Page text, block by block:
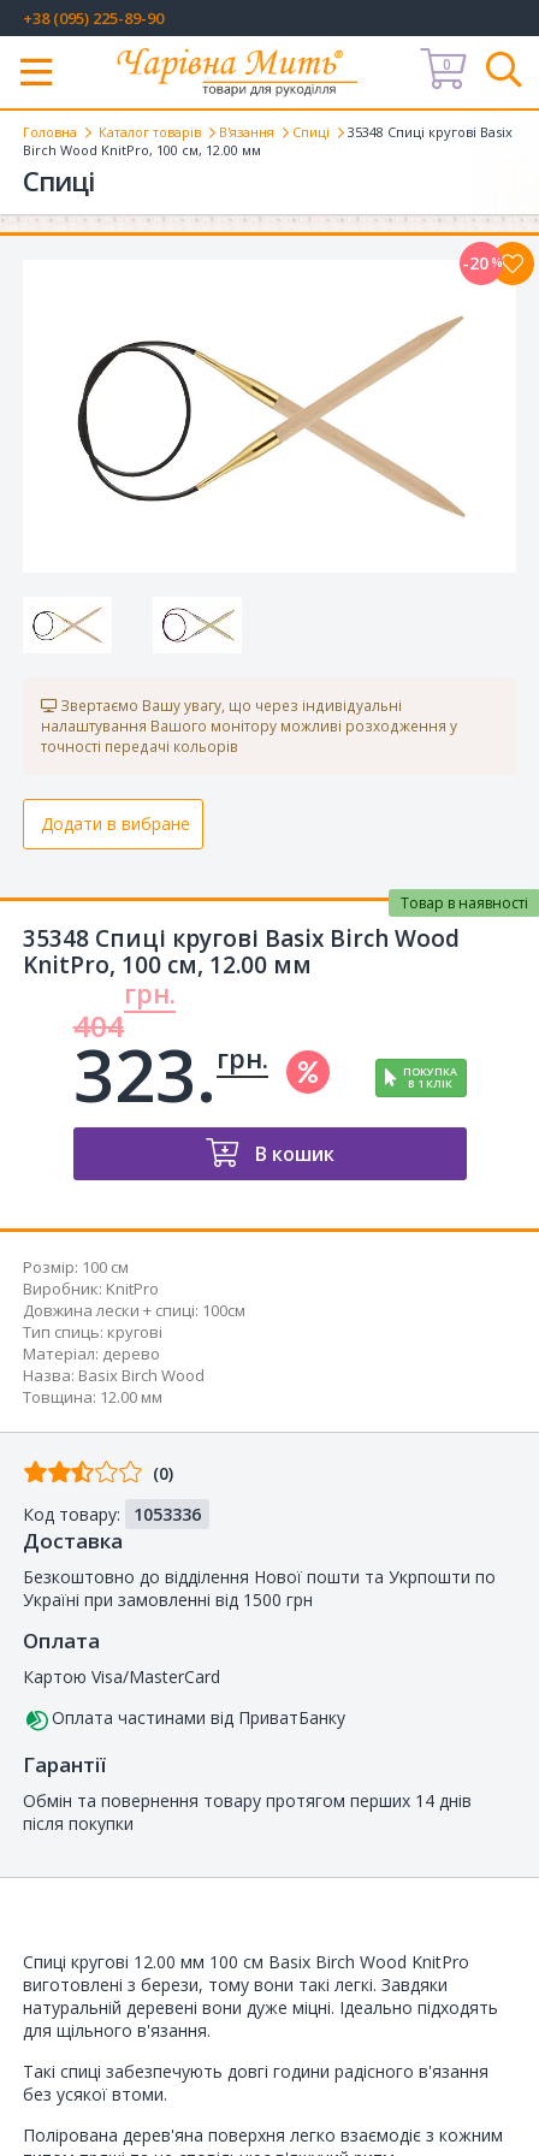
+38 (095) 225-89-90
Меню
0
Головна Каталог товарів В'язання Спиці
35348 Спиці кругові Basix
Birch Wood KnitPro, 100 см, 12.00 мм
Спиці
Звертаємо Вашу увагу, що через індивідуальні
налаштування Вашого монітору можливі розходження у
точності передачі кольорів
Додати в вибране
-20%
35348 Спиці кругові Basix Birch Wood
KnitPro, 100 см, 12.00 мм
Товар в наявності
404
грн.
323. грн. ПОКУПКА
В 1 КЛІК
В кошик
Розмір: 100 см
Виробник: KnitPro
Довжина лески + спиці: 100см
Тип спиць: кругові
Матеріал: дерево
Назва: Basix Birch Wood
Товщина: 12.00 мм
Відгуків
покупців
(0)
Код товару:
1053336
Доставка
Безкоштовно до відділення Нової пошти та Укрпошти по
Україні при замовленні від 1500 грн
Оплата
Картою Visa/MasterCard
Оплата частинами від ПриватБанку
Гарантії
Обмін та повернення товару протягом перших 14 днів
після покупки
Спиці кругові 12.00 мм 100 см Basix Birch Wood KnitPro
виготовлені з берези, тому вони такі легкі. Завдяки
натуральній деревені вони дуже міцні. Ідеально підходять
для щільного в'язання.
Такі спиці забезпечують довгі години радісного в'язання
без усякої втоми.
Полірована дерев'яна поверхня легко взаємодіє з кожним